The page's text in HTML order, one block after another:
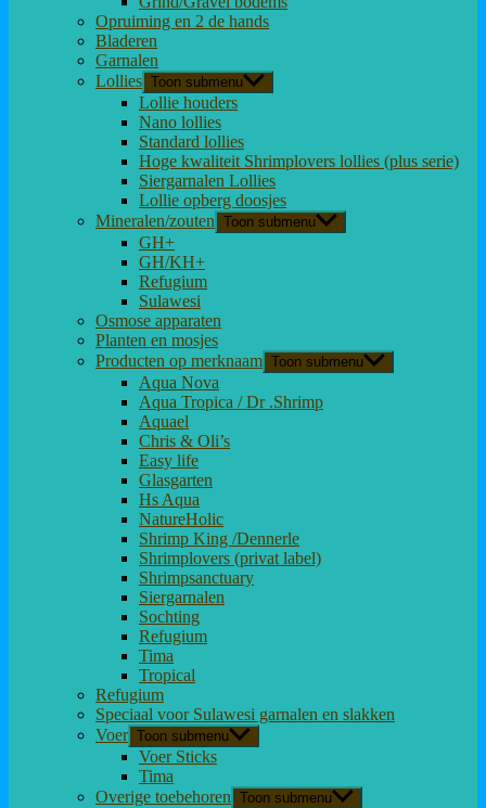
Opruiming en 2 de hands
Bladeren
Garnalen
Lollies Toon submenu
Lollie houders
Nano lollies
Standard lollies
Hoge kwaliteit Shrimplovers lollies (plus serie)
Siergarnalen Lollies
Lollie opberg doosjes
Mineralen/zouten Toon submenu
GH+
GH/KH+
Refugium
Sulawesi
Osmose apparaten
Planten en mosjes
Producten op merknaam Toon submenu
Aqua Nova
Aqua Tropica / Dr .Shrimp
Aquael
Chris & Oli’s
Easy life
Glasgarten
Hs Aqua
NatureHolic
Shrimp King /Dennerle
Shrimplovers (privat label)
Shrimpsanctuary
Siergarnalen
Sochting
Refugium
Tima
Tropical
Refugium
Speciaal voor Sulawesi garnalen en slakken
Voer Toon submenu
Voer Sticks
Tima
Overige toebehoren Toon submenu